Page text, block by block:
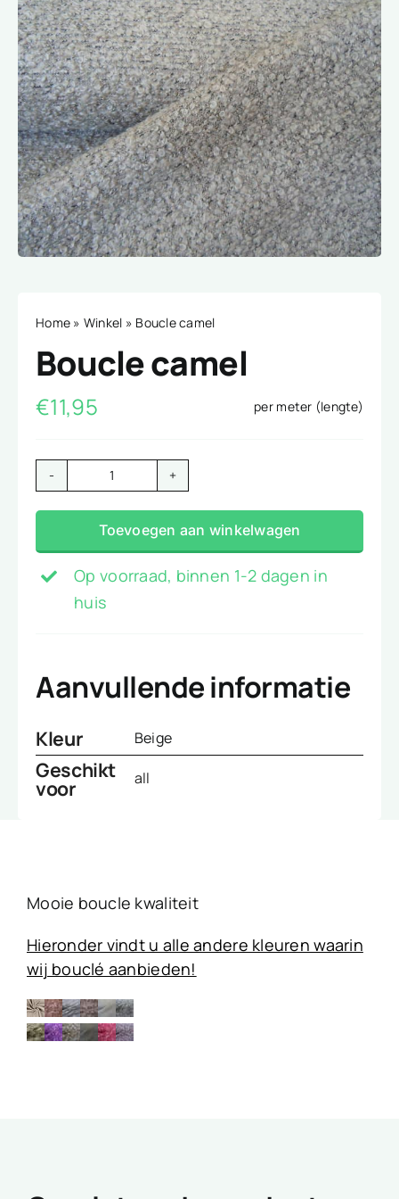
Home » Winkel » Boucle camel
Boucle camel
€11,95 per meter (lengte)
Boucle
camel
aantal
Toevoegen aan winkelwagen
Op voorraad, binnen 1-2 dagen in
huis
Aanvullende informatie
Kleur Beige
Geschikt
voor all
Mooie boucle kwaliteit
Hieronder vindt u alle andere kleuren waarin
wij bouclé aanbieden!